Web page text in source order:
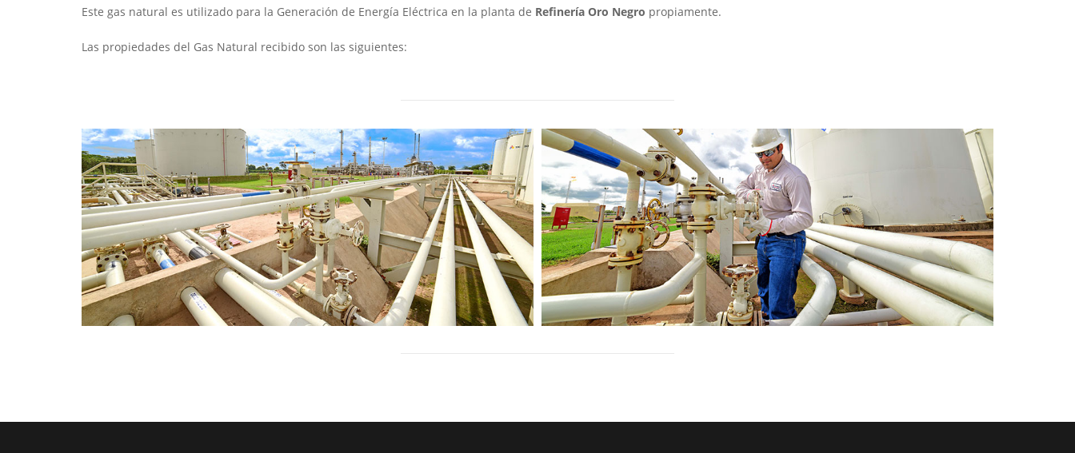
Este gas natural es utilizado para la Generación de Energía Eléctrica en la planta de Refinería Oro Negro propiamente.
Las propiedades del Gas Natural recibido son las siguientes: